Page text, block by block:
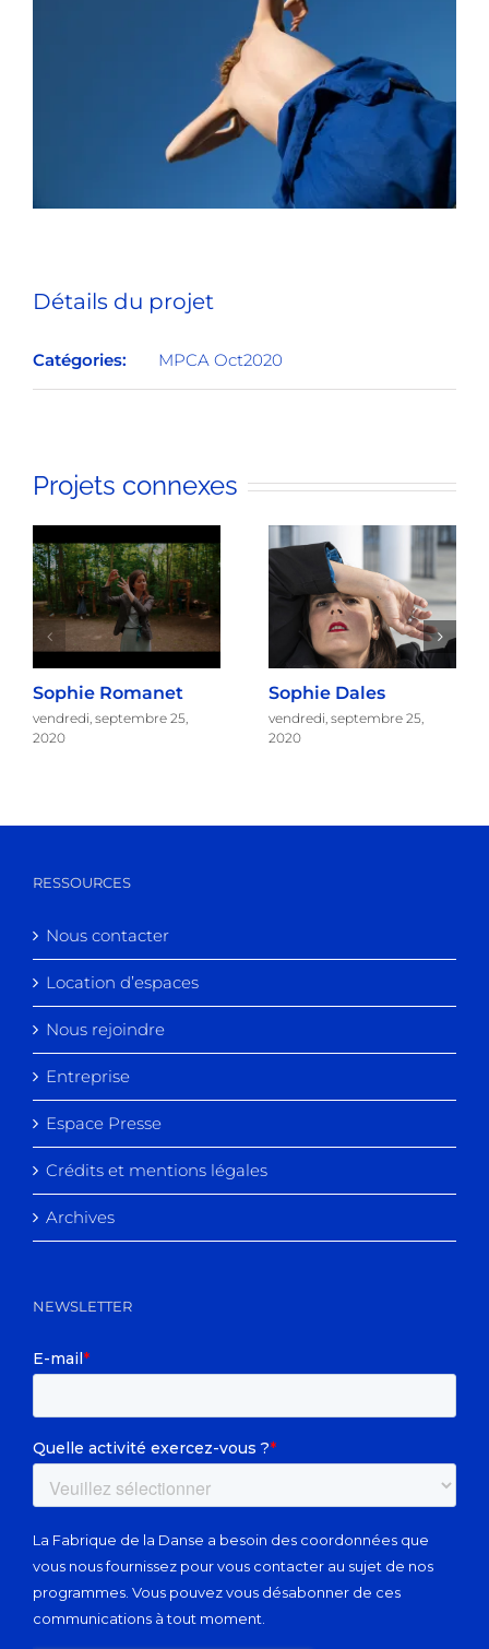
Détails du projet
Catégories: MPCA Oct2020
Projets connexes
Sophie Romanet
vendredi, septembre 25,
2020
Sophie Dales
vendredi, septembre 25,
2020
RESSOURCES
Nous contacter
Location d’espaces
Nous rejoindre
Entreprise
Espace Presse
Crédits et mentions légales
Archives
NEWSLETTER